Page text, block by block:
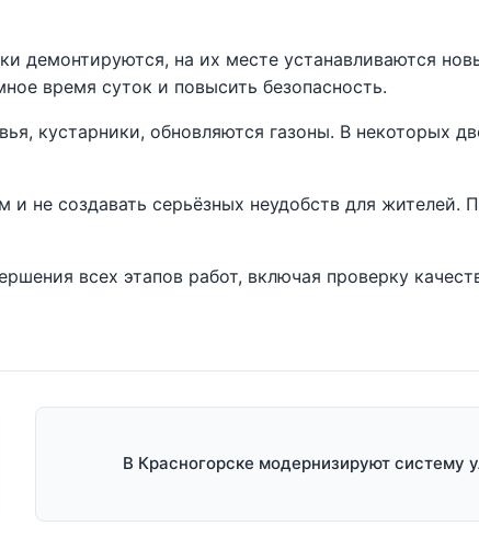
демонтируются, на их месте устанавливаются
время суток и повысить безопасность.
кустарники, обновляются газоны. В некоторых
не создавать серьёзных неудобств для жителей.
всех этапов работ, включая проверку
В Красногорске модернизируют систему